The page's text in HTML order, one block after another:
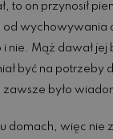
to on przynosił
od wychowywania
nie. Mąż dawał jej
być na potrzeby
zawsze było
domach, więc nie